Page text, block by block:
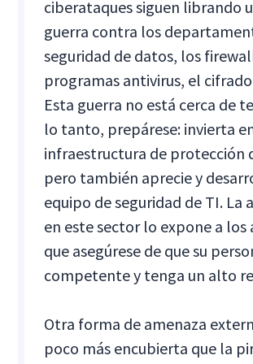
ciberataques siguen librando
guerra contra los
seguridad de datos, los
programas antivirus, el
Esta guerra no está cerca de
lo tanto, prepárese: invierta
infraestructura de protección
pero también aprecie y
equipo de seguridad de TI. La
en este sector lo expone a los
que asegúrese de que su
competente y tenga un alto
Otra forma de amenaza
poco más encubierta que la